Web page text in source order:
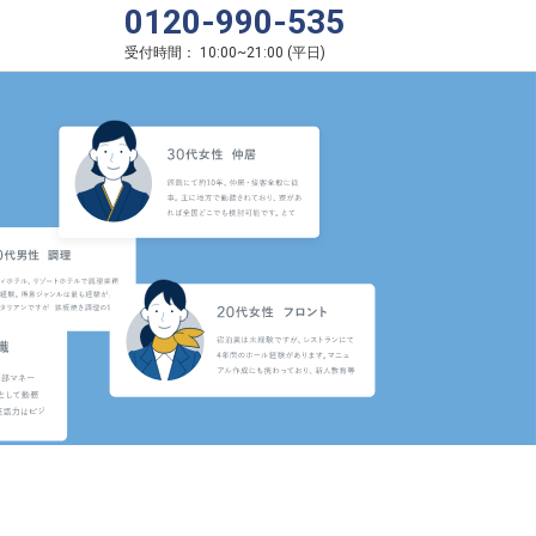
0120-990-535
受付時間： 10:00~21:00 (平日 )